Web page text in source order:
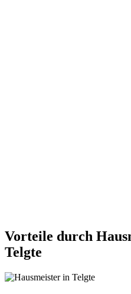
Vorteile durch
Telgte